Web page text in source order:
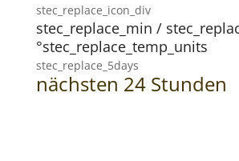
stec_replace_icon_div
stec_replace_min /
°stec_replace_temp_units
stec_replace_5days
nächsten 24 Stunden